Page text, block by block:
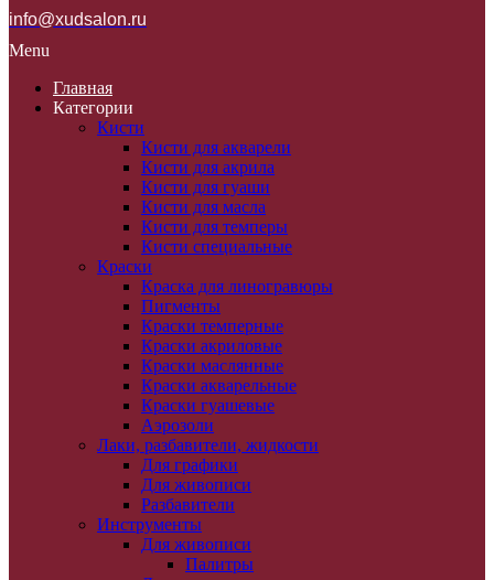
info@xudsalon.ru
Menu
Главная
Категории
Кисти
Кисти для акварели
Кисти для акрила
Кисти для гуаши
Кисти для масла
Кисти для темперы
Кисти специальные
Краски
Краска для линогравюры
Пигменты
Краски темперные
Краски акриловые
Краски маслянные
Краски акварельные
Краски гуашевые
Аэрозоли
Лаки, разбавители, жидкости
Для графики
Для живописи
Разбавители
Инструменты
Для живописи
Палитры